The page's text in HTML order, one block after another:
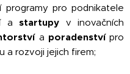
programy pro podnikatele
a startupy v inovačních
a poradenstvípro
a rozvoji jejich firem;